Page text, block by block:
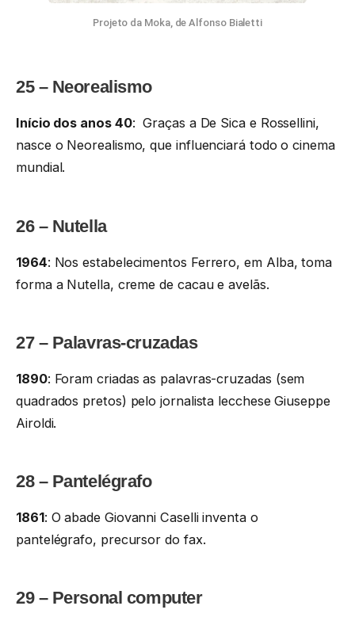
Projeto da Moka, de Alfonso Bialetti
25 – Neorealismo
Início dos anos 40: Graças a De Sica e Rossellini,
nasce o Neorealismo, que influenciará todo o cinema
mundial.
26 – Nutella
1964: Nos estabelecimentos Ferrero, em Alba, toma
forma a Nutella, creme de cacau e avelãs.
27 – Palavras-cruzadas
1890: Foram criadas as palavras-cruzadas (sem
quadrados pretos) pelo jornalista lecchese Giuseppe
Airoldi.
28 – Pantelégrafo
1861: O abade Giovanni Caselli inventa o
pantelégrafo, precursor do fax.
29 – Personal computer